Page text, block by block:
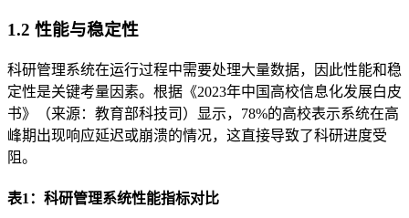
1.2 性能与稳定性
科研管理系统在运行过程中需要处理大量数据，因此性能和稳
定性是关键考量因素。根据《2023年中国高校信息化发展白皮
书》（来源：教育部科技司）显示，78%的高校表示系统在高
峰期出现响应延迟或崩溃的情况，这直接导致了科研进度受
阻。
表1：科研管理系统性能指标对比